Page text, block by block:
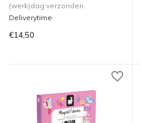
(werk)dag verzonden.
Deliverytime
€14,50